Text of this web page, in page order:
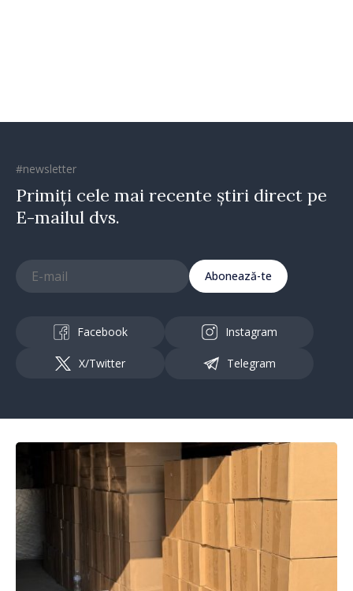
#newsletter
Primiți cele mai recente știri direct pe
E-mailul dvs.
Abonează-te
Facebook Instagram
X/Twitter Telegram